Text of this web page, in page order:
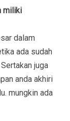
miliki
dalam
ada sudah
juga
anda akhiri
mungkin ada